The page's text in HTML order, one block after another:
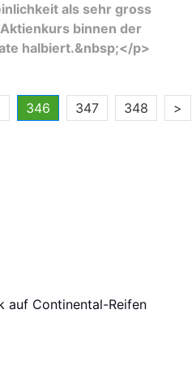
als sehr gross
binnen der
halbiert.&nbsp;</p>
346 347 348 >
auf Continental-Reifen